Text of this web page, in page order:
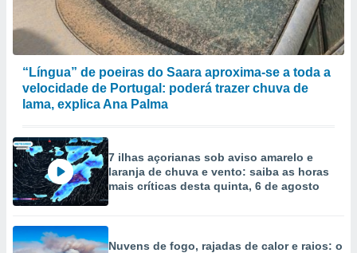
estudos
de
1199
“Língua” de poeiras do Saara aproxima-se a toda a
velocidade de Portugal: poderá trazer chuva de
lama, explica Ana Palma
7 ilhas açorianas sob aviso amarelo e
laranja de chuva e vento: saiba as horas
mais críticas desta quinta, 6 de agosto
Nuvens de fogo, rajadas de calor e raios: o